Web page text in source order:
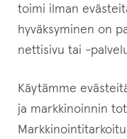
toimi ilman
hyväksyminen on
nettisivu tai -
Käytämme
ja markkinoinnin